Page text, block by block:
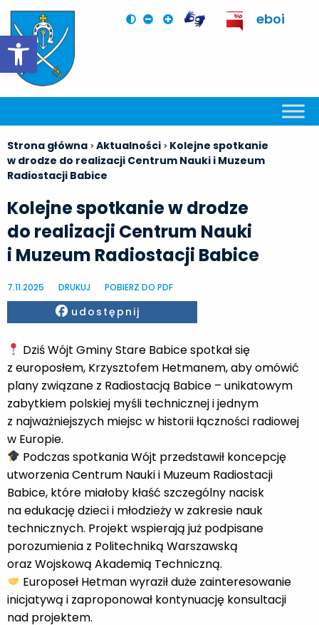
Otwórz pasek narzędzi
eboi
Strona główna >Aktualności > Kolejne spotkanie
w drodze do realizacji Centrum Nauki i Muzeum
Radiostacji Babice
Kolejne spotkanie w drodze
do realizacji Centrum Nauki
i Muzeum Radiostacji Babice
7.11.2025 DRUKUJ POBIERZ DO PDF
Facebook
udostępnij
Dziś Wójt Gminy Stare Babice spotkał się
z europosłem, Krzysztofem Hetmanem, aby omówić
plany związane z Radiostacją Babice – unikatowym
zabytkiem polskiej myśli technicznej i jednym
z najważniejszych miejsc w historii łączności radiowej
w Europie.
Podczas spotkania Wójt przedstawił koncepcję
utworzenia Centrum Nauki i Muzeum Radiostacji
Babice, które miałoby kłaść szczególny nacisk
na edukację dzieci i młodzieży w zakresie nauk
technicznych. Projekt wspierają już podpisane
porozumienia z Politechniką Warszawską
oraz Wojskową Akademią Techniczną.
Europoseł Hetman wyraził duże zainteresowanie
inicjatywą i zaproponował kontynuację konsultacji
nad projektem.